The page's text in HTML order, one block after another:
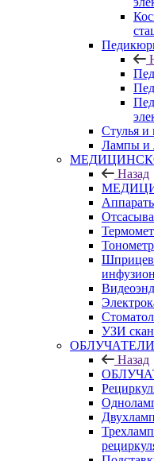
Стулья и
Лампы и
Назад
УЗИ
Назад